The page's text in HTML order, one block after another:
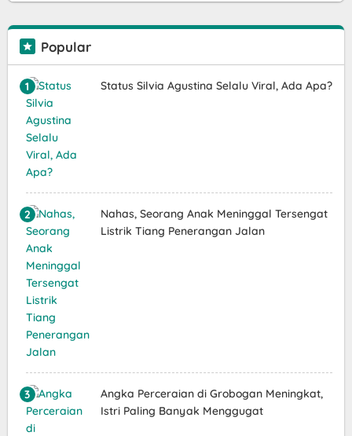
Popular
Status Silvia Agustina Selalu Viral, Ada Apa?
Nahas, Seorang Anak Meninggal Tersengat
Listrik Tiang Penerangan Jalan
Angka Perceraian di Grobogan Meningkat,
Istri Paling Banyak Menggugat